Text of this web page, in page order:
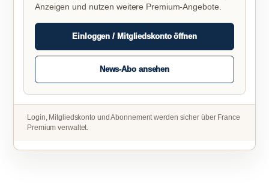
Anzeigen und nutzen weitere Premium-Angebote.
Einloggen / Mitgliedskonto öffnen
News-Abo ansehen
Login, Mitgliedskonto und Abonnement werden sicher über France
Premium verwaltet.